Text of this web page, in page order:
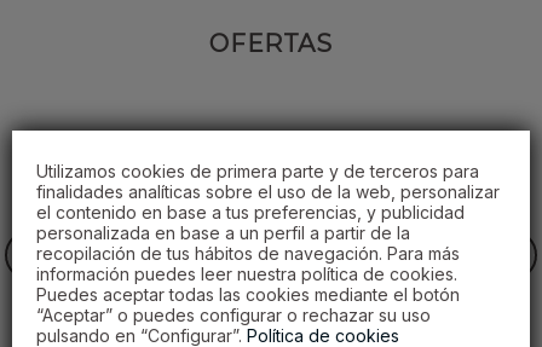
Utilizamos cookies de primera parte y de terceros para
finalidades analíticas sobre el uso de la web, personalizar
el contenido en base a tus preferencias, y publicidad
personalizada en base a un perfil a partir de la
recopilación de tus hábitos de navegación. Para más
información puedes leer nuestra política de cookies.
Puedes aceptar todas las cookies mediante el botón
“Aceptar” o puedes configurar o rechazar su uso
pulsando en “Configurar”. Política de cookies
OFERTAS